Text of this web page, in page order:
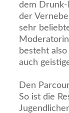
dem Drunk-
der
sehr
besteht
auch
Den
So ist die